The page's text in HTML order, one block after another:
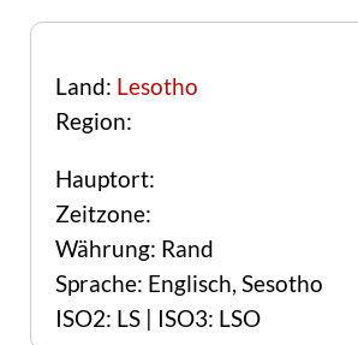
Land: Lesotho
Region:
Hauptort:
Zeitzone:
Währung: Rand
Sprache: Englisch, Sesotho
ISO2: LS | ISO3: LSO